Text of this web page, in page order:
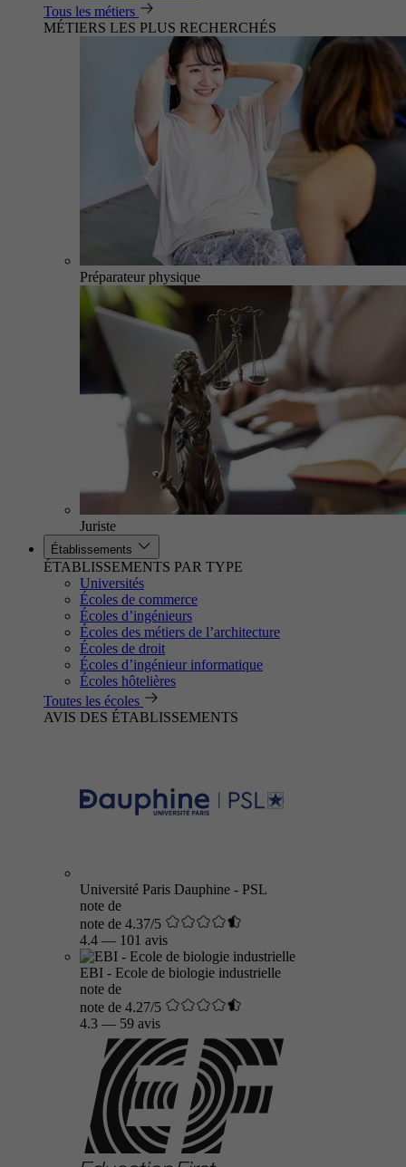
Tous les métiers
MÉTIERS LES PLUS RECHERCHÉS
Préparateur physique
Juriste
Établissements
ÉTABLISSEMENTS PAR TYPE
Universités
Écoles de commerce
Écoles d’ingénieurs
Écoles des métiers de l’architecture
Écoles de droit
Écoles d’ingénieur informatique
Écoles hôtelières
Toutes les écoles
AVIS DES ÉTABLISSEMENTS
Université Paris Dauphine - PSL
note de
note de 4.37/5
4.4 — 101 avis
EBI - Ecole de biologie industrielle
note de
note de 4.27/5
4.3 — 59 avis